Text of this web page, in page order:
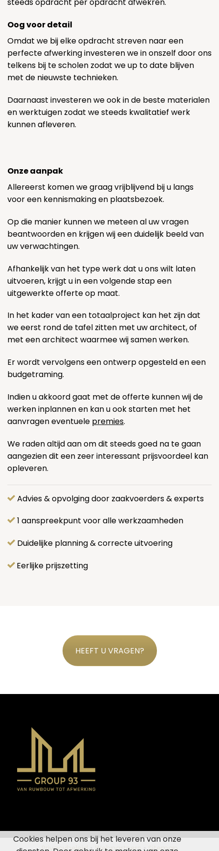
steeds opdracht per opdracht afwekren.
Oog voor detail
Omdat we bij elke opdracht streven naar een
perfecte afwerking investeren we in onszelf door ons
telkens bij te scholen zodat we up to date blijven
met de nieuwste technieken.
Daarnaast investeren we ook in de beste materialen
en werktuigen zodat we steeds kwalitatief werk
kunnen afleveren.
Onze aanpak
Allereerst komen we graag vrijblijvend bij u langs
voor een kennismaking en plaatsbezoek.
Op die manier kunnen we meteen al uw vragen
beantwoorden en krijgen wij een duidelijk beeld van
uw verwachtingen.
Afhankelijk van het type werk dat u ons wilt laten
uitvoeren, krijgt u in een volgende stap een
uitgewerkte offerte op maat.
In het kader van een totaalproject kan het zijn dat
we eerst rond de tafel zitten met uw architect, of
met een architect waarmee wij samen werken.
Er wordt vervolgens een ontwerp opgesteld en een
budgetraming.
Indien u akkoord gaat met de offerte kunnen wij de
werken inplannen en kan u ook starten met het
aanvragen eventuele premies.
We raden altijd aan om dit steeds goed na te gaan
aangezien dit een zeer interessant prijsvoordeel kan
opleveren.
Advies & opvolging door zaakvoerders & experts
1 aanspreekpunt voor alle werkzaamheden
Duidelijke planning & correcte uitvoering
Eerlijke prijszetting
HEEFT U VRAGEN?
Privacybeleid•Webpartners•Sitemap
Cookies helpen ons bij het leveren van onze